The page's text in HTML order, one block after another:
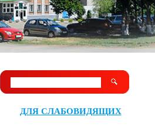
ДЛЯ СЛАБОВИДЯЩИХ